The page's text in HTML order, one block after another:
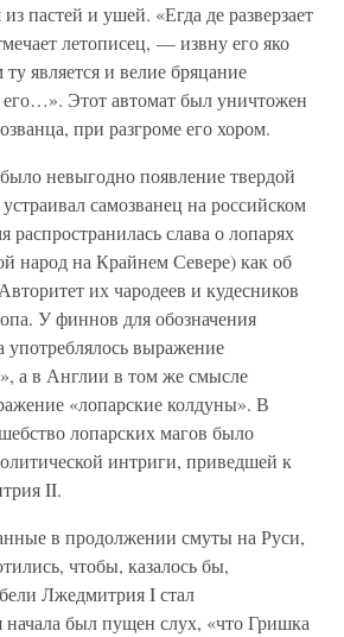
пастей и ушей. «Егда де разверзает
летописец, — извну его яко
является и велие бряцание
его…». Этот автомат был уничтожен
при разгроме его хором.
невыгодно появление твердой
самозванец на российском
распространилась слава о лопарях
народ на Крайнем Севере) как об
их чародеев и кудесников
У финнов для обозначения
употреблялось выражение
а в Англии в том же смысле
«лопарские колдуны». В
лопарских магов было
интриги, приведшей к
II.
в продолжении смуты на Руси,
чтобы, казалось бы,
Лжедмитрия I стал
был пущен слух, «что Гришка